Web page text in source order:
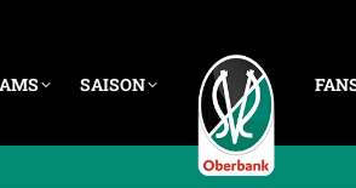
SAISON